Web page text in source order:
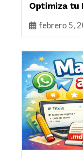
Optimiza tu
febrero 5,